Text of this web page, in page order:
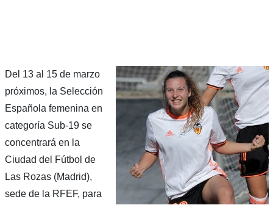
Del 13 al 15 de marzo
próximos, la Selección
Española femenina en
categoría Sub-19 se
concentrará en la
Ciudad del Fútbol de
Las Rozas (Madrid),
sede de la RFEF, para